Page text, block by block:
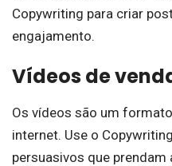
Copywriting para criar
engajamento.
Vídeos de
Os vídeos são um
internet. Use o
persuasivos que prendam